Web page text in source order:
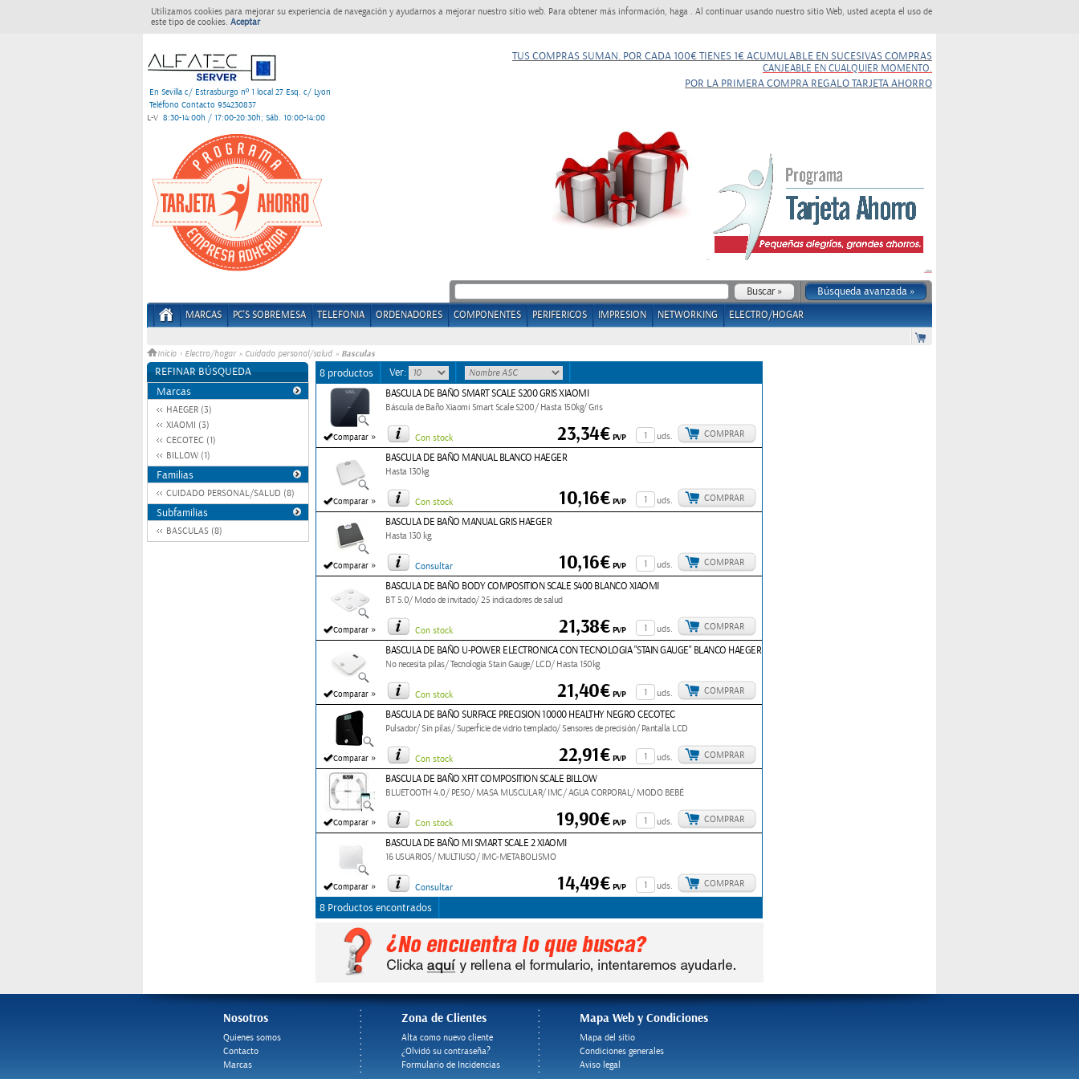
Utilizamos cookies para mejorar su experiencia de navegación y ayudarnos a mejorar nuestro sitio web. Para obtener más información, haga . Al continuar usando nuestro sitio Web, usted acepta el uso de
este tipo de cookies. Aceptar
En Sevilla c/ Estrasburgo nº 1 local 27 Esq. c/ Lyon
Teléfono Contacto 954230837
L-V 8:30-14:00h / 17:00-20:30h; Sáb. 10:00-14:00
TUS COMPRAS SUMAN. POR CADA 100€ TIENES 1€ ACUMULABLE EN SUCESIVAS COMPRAS
CANJEABLE EN CUALQUIER MOMENTO.
POR LA PRIMERA COMPRA REGALO TARJETA AHORRO
Búsqueda avanzada »
MARCAS PC'S SOBREMESA TELEFONIA ORDENADORES COMPONENTES PERIFERICOS IMPRESION NETWORKING ELECTRO/HOGAR
Inicio > Electro/hogar » Cuidado personal/salud » Basculas
REFINAR BÚSQUEDA
Marcas
HAEGER (3)
XIAOMI (3)
CECOTEC (1)
BILLOW (1)
Familias
CUIDADO PERSONAL/SALUD (8)
Subfamilias
BASCULAS (8)
8 productos Ver:
Comparar »
BASCULA DE BAÑO SMART SCALE S200 GRIS XIAOMI
Báscula de Baño Xiaomi Smart Scale S200/ Hasta 150kg/ Gris
Con stock uds. COMPRAR
23,34€PVP
Comparar »
BASCULA DE BAÑO MANUAL BLANCO HAEGER
Hasta 130kg
Con stock uds. COMPRAR
10,16€PVP
Comparar »
BASCULA DE BAÑO MANUAL GRIS HAEGER
Hasta 130 kg.
Consultar uds. COMPRAR
10,16€PVP
Comparar »
BASCULA DE BAÑO BODY COMPOSITION SCALE S400 BLANCO XIAOMI
BT 5.0/ Modo de invitado/ 25 indicadores de salud
Con stock uds. COMPRAR
21,38€PVP
Comparar »
BASCULA DE BAÑO U-POWER ELECTRONICA CON TECNOLOGIA "STAIN GAUGE" BLANCO HAEGER
No necesita pilas/ Tecnología Stain Gauge/ LCD/ Hasta 150kg
Con stock uds. COMPRAR
21,40€PVP
Comparar »
BASCULA DE BAÑO SURFACE PRECISION 10000 HEALTHY NEGRO CECOTEC
Pulsador/ Sin pilas/ Superficie de vidrio templado/ Sensores de precisión/ Pantalla LCD
Con stock uds. COMPRAR
22,91€PVP
Comparar »
BASCULA DE BAÑO XFIT COMPOSITION SCALE BILLOW
BLUETOOTH 4.0/ PESO/ MASA MUSCULAR/ IMC/ AGUA CORPORAL/ MODO BEBÉ
Con stock uds. COMPRAR
19,90€PVP
Comparar »
BASCULA DE BAÑO MI SMART SCALE 2 XIAOMI
16 USUARIOS/ MULTIUSO/ IMC-METABOLISMO
Consultar uds. COMPRAR
14,49€PVP
8 Productos encontrados
Nosotros
Quienes somos
Contacto
Marcas
Zona de Clientes
Alta como nuevo cliente
¿Olvidó su contraseña?
Formulario de Incidencias
Mapa Web y Condiciones
Mapa del sitio
Condiciones generales
Aviso legal